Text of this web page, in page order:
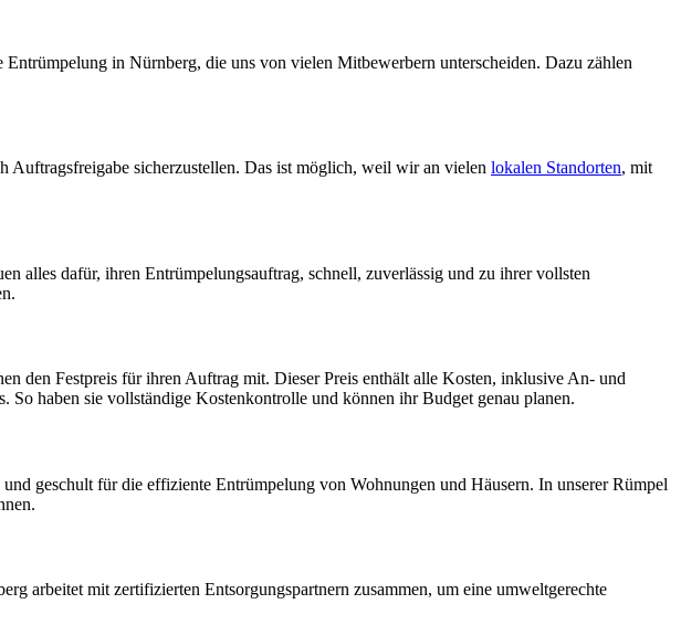
in Nürnberg, die uns von vielen Mitbewerbern unterscheiden. Dazu zählen
sicherzustellen. Das ist möglich, weil wir an vielen lokalen Standorten, mit
alles dafür, ihren Entrümpelungsauftrag, schnell, zuverlässig und zu ihrer vollsten
den Festpreis für ihren Auftrag mit. Dieser Preis enthält alle Kosten, inklusive An- und
haben sie vollständige Kostenkontrolle und können ihr Budget genau planen.
geschult für die effiziente Entrümpelung von Wohnungen und Häusern. In unserer Rümpel
arbeitet mit zertifizierten Entsorgungspartnern zusammen, um eine umweltgerechte